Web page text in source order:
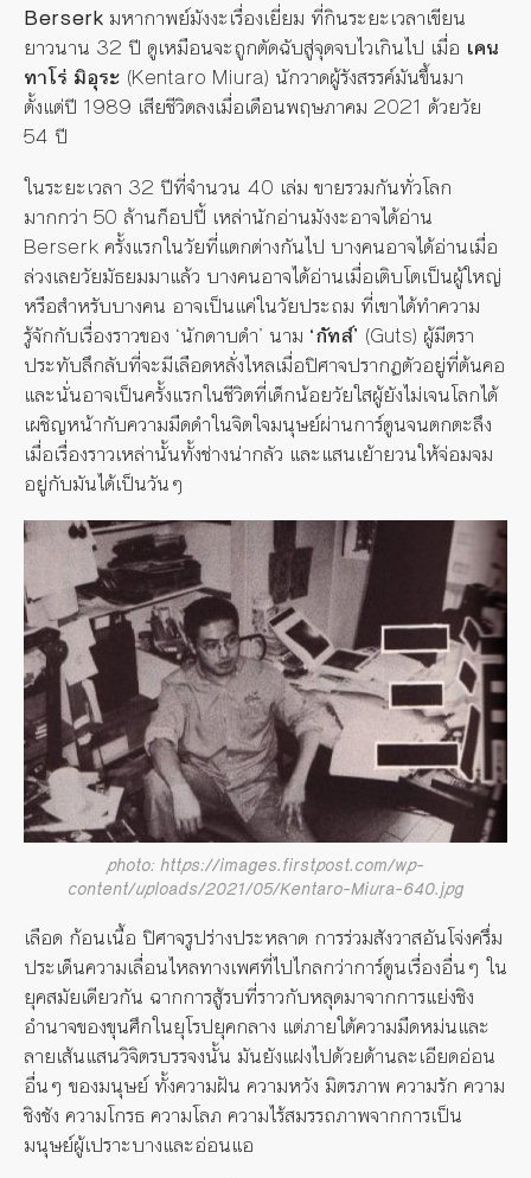
Berserk มหากาพย์มังงะเรื่องเยี่ยม ที่กินระยะเวลาเขียน
ยาวนาน 32 ปี ดูเหมือนจะถูกตัดฉับสู่จุดจบไวเกินไป เมื่อ เคน
ทาโร่ มิอุระ (Kentaro Miura) นักวาดผู้รังสรรค์มันขึ้นมา
ตั้งแต่ปี 1989 เสียชีวิตลงเมื่อเดือนพฤษภาคม 2021 ด้วยวัย
54 ปี
ในระยะเวลา 32 ปีที่จำนวน 40 เล่ม ขายรวมกันทั่วโลก
มากกว่า 50 ล้านก็อปปี้ เหล่านักอ่านมังงะอาจได้อ่าน
Berserk ครั้งแรกในวัยที่แตกต่างกันไป บางคนอาจได้อ่านเมื่อ
ล่วงเลยวัยมัธยมมาแล้ว บางคนอาจได้อ่านเมื่อเติบโตเป็นผู้ใหญ่
หรือสำหรับบางคน อาจเป็นแค่ในวัยประถม ที่เขาได้ทำความ
รู้จักกับเรื่องราวของ ‘นักดาบดำ’ นาม ‘กัทส์’ (Guts) ผู้มีตรา
ประทับลึกลับที่จะมีเลือดหลั่งไหลเมื่อปิศาจปรากฏตัวอยู่ที่ต้นคอ
และนั่นอาจเป็นครั้งแรกในชีวิตที่เด็กน้อยวัยใสผู้ยังไม่เจนโลกได้
เผชิญหน้ากับความมืดดำในจิตใจมนุษย์ผ่านการ์ตูนจนตกตะลึง
เมื่อเรื่องราวเหล่านั้นทั้งช่างน่ากลัว และแสนเย้ายวนให้จ่อมจม
อยู่กับมันได้เป็นวันๆ
photo: https://images.firstpost.com/wp-
content/uploads/2021/05/Kentaro-Miura-640.jpg
เลือด ก้อนเนื้อ ปิศาจรูปร่างประหลาด การร่วมสังวาสอันโจ่งครึ่ม
ประเด็นความเลื่อนไหลทางเพศที่ไปไกลกว่าการ์ตูนเรื่องอื่นๆ ใน
ยุคสมัยเดียวกัน ฉากการสู้รบที่ราวกับหลุดมาจากการแย่งชิง
อำนาจของขุนศึกในยุโรปยุคกลาง แต่ภายใต้ความมืดหม่นและ
ลายเส้นแสนวิจิตรบรรจงนั้น มันยังแฝงไปด้วยด้านละเอียดอ่อน
อื่นๆ ของมนุษย์ ทั้งความฝัน ความหวัง มิตรภาพ ความรัก ความ
ชิงชัง ความโกรธ ความโลภ ความไร้สมรรถภาพจากการเป็น
มนุษย์ผู้เปราะบางและอ่อนแอ